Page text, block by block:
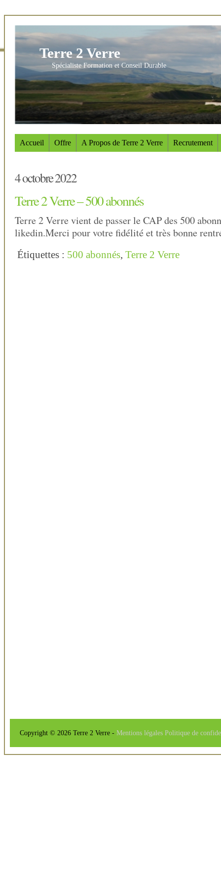
Terre 2 Verre
Spécialiste Formation et Conseil Durable
Accueil Offre A Propos de Terre 2 Verre Recrutement
4 octobre 2022
Terre 2 Verre – 500 abonnés
Terre 2 Verre vient de passer le CAP des 500
likedin.Merci pour votre fidélité et très bonne
Étiquettes : 500 abonnés, Terre 2 Verre
Copyright © 2026 Terre 2 Verre - Mentions légales Politique de